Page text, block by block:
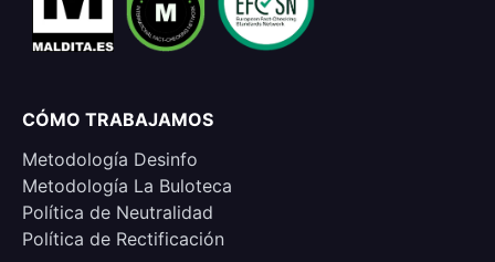
CÓMO TRABAJAMOS
Metodología Desinfo
Metodología La Buloteca
Política de Neutralidad
Política de Rectificación